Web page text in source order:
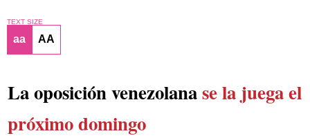
TEXT SIZE
aa AA
La oposición venezolanase la juega el
próximo domingo